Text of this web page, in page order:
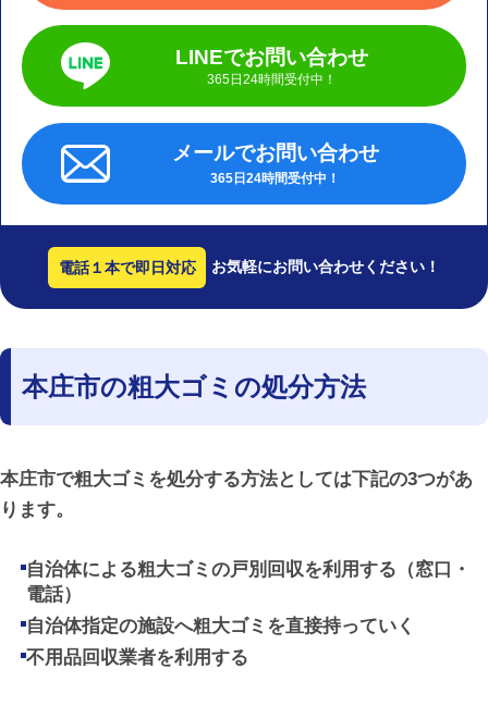
LINEでお問い合わせ
365日24時間受付中！
メールでお問い合わせ
365日24時間受付中！
電話１本で即日対応 お気軽にお問い合わせください！
本庄市の粗大ゴミの処分方法
本庄市で粗大ゴミを処分する方法としては下記の3つがあ
ります。
自治体による粗大ゴミの戸別回収を利用する（窓口・
電話）
自治体指定の施設へ粗大ゴミを直接持っていく
不用品回収業者を利用する